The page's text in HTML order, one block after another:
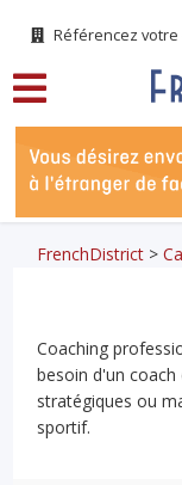
Référencez
FrenchDistrict >
Coaching
besoin d'un
stratégiques ou
sportif.